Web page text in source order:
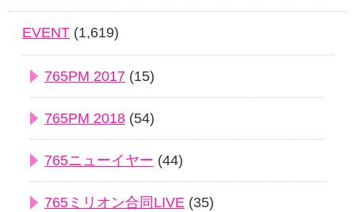
EVENT (1,619)
765PM 2017 (15)
765PM 2018 (54)
765ニューイヤー (44)
765ミリオン合同LIVE (35)